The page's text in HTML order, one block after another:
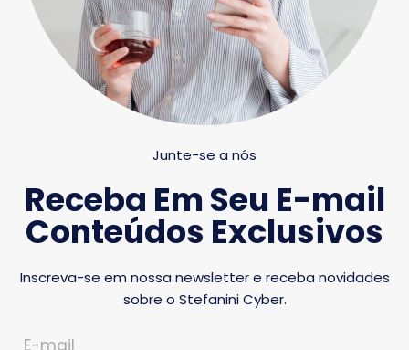
Junte-se a nós
Receba Em Seu E-mail
Conteúdos Exclusivos
Inscreva-se em nossa newsletter e receba novidades
sobre o Stefanini Cyber.